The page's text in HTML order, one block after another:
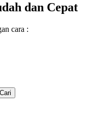
dan Cepat
cara :